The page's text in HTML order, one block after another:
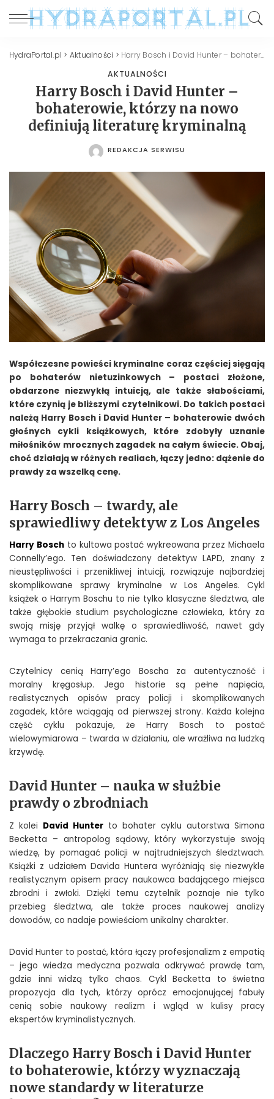
HydraPortal.pl > Aktualności > Harry Bosch i David Hunter – bohaterowie, którzy na nowo definiują literaturę kryminalną
AKTUALNOŚCI
Harry Bosch i David Hunter –
bohaterowie, którzy na nowo
definiują literaturę kryminalną
POSTED
REDAKCJA SERWISU
Współczesne powieści kryminalne coraz częściej sięgają
po bohaterów nietuzinkowych – postaci złożone,
obdarzone niezwykłą intuicją, ale także słabościami,
które czynią je bliższymi czytelnikowi. Do takich postaci
należą Harry Bosch i David Hunter – bohaterowie dwóch
głośnych cykli książkowych, które zdobyły uznanie
miłośników mrocznych zagadek na całym świecie. Obaj,
choć działają w różnych realiach, łączy jedno: dążenie do
prawdy za wszelką cenę.
Harry Bosch – twardy, ale
sprawiedliwy detektyw z Los Angeles
Harry Boschto kultowa postać wykreowana przez Michaela
Connelly’ego. Ten doświadczony detektyw LAPD, znany z
nieustępliwości i przenikliwej intuicji, rozwiązuje najbardziej
skomplikowane sprawy kryminalne w Los Angeles. Cykl
książek o Harrym Boschu to nie tylko klasyczne śledztwa, ale
także głębokie studium psychologiczne człowieka, który za
swoją misję przyjął walkę o sprawiedliwość, nawet gdy
wymaga to przekraczania granic.
Czytelnicy cenią Harry’ego Boscha za autentyczność i
moralny kręgosłup. Jego historie są pełne napięcia,
realistycznych opisów pracy policji i skomplikowanych
zagadek, które wciągają od pierwszej strony. Każda kolejna
część cyklu pokazuje, że Harry Bosch to postać
wielowymiarowa – twarda w działaniu, ale wrażliwa na ludzką
krzywdę.
David Hunter – nauka w służbie
prawdy o zbrodniach
Z kolei David Hunter to bohater cyklu autorstwa Simona
Becketta – antropolog sądowy, który wykorzystuje swoją
wiedzę, by pomagać policji w najtrudniejszych śledztwach.
Książki z udziałem Davida Huntera wyróżniają się niezwykle
realistycznym opisem pracy naukowca badającego miejsca
zbrodni i zwłoki. Dzięki temu czytelnik poznaje nie tylko
przebieg śledztwa, ale także proces naukowej analizy
dowodów, co nadaje powieściom unikalny charakter.
David Hunter to postać, która łączy profesjonalizm z empatią
– jego wiedza medyczna pozwala odkrywać prawdę tam,
gdzie inni widzą tylko chaos. Cykl Becketta to świetna
propozycja dla tych, którzy oprócz emocjonującej fabuły
cenią sobie naukowy realizm i wgląd w kulisy pracy
ekspertów kryminalistycznych.
Dlaczego Harry Bosch i David Hunter
to bohaterowie, którzy wyznaczają
nowe standardy w literaturze